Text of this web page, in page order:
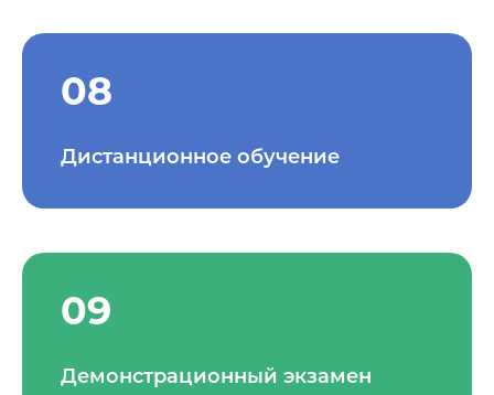
08
Дистанционное обучение
09
Демонстрационный экзамен